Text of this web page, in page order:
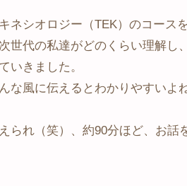
シオロジー（TEK）のコース
世代の私達がどのくらい理解し
いきました。
な風に伝えるとわかりやすいよ
られ（笑）、約90分ほど、お話